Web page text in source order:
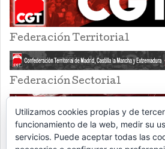
Federación Territorial
Federación Sectorial
Utilizamos cookies propias y de
funcionamiento de la web, medir su
servicios. Puede aceptar todas las